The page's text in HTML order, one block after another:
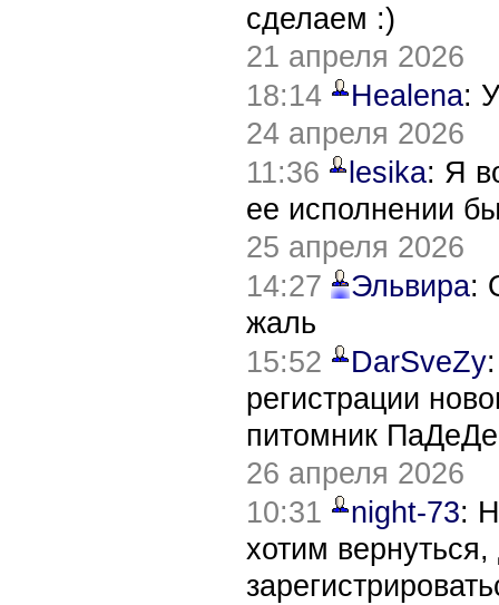
сделаем :)
21 апреля 2026
18:14
Healena:
24 апреля 2026
11:36
lesika: Я
ее исполнении
25 апреля 2026
14:27
Эльвира:
жаль
15:52
DarSveZy
регистрации
питомник
26 апреля 2026
10:31
night-73:
хотим